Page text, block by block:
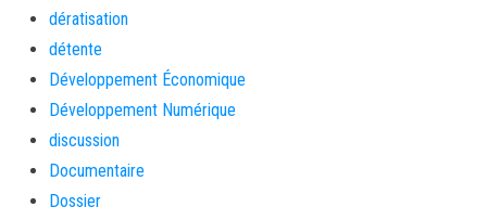
dératisation
détente
Développement Économique
Développement Numérique
discussion
Documentaire
Dossier